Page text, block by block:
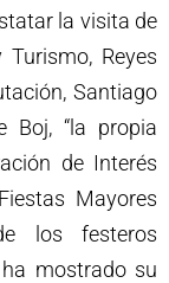
la visita de
Reyes
Santiago
Boj, “la propia
de Interés
Mayores
los festeros
mostrado su